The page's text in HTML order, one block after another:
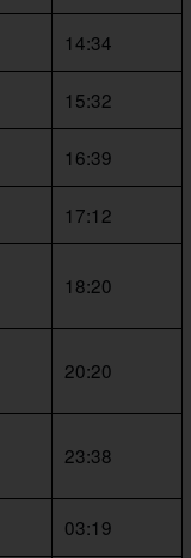
14:34
15:32
16:39
17:12
18:20
20:20
23:38
03:19